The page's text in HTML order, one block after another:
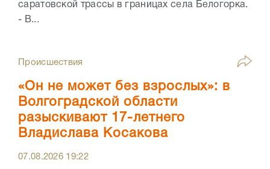
саратовской трассы в границах села Белогорка.
- В...
Происшествия
«Он не может без взрослых»: в
Волгоградской области
разыскивают 17-летнего
Владислава Косакова
07.08.2026 19:22